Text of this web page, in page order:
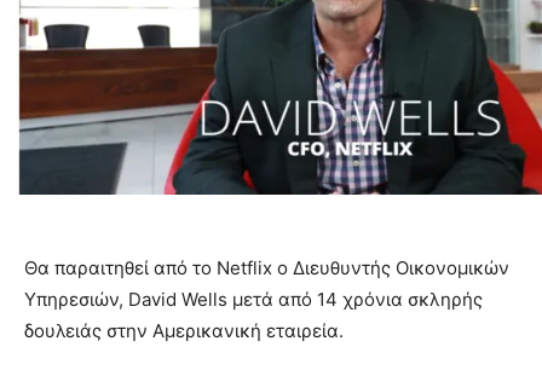
Θα παραιτηθεί από το Netflix ο Διευθυντής Οικονομικών
Υπηρεσιών, David Wells μετά από 14 χρόνια σκληρής
δουλειάς στην Αμερικανική εταιρεία.